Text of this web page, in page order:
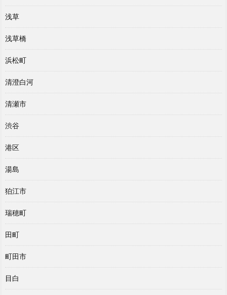
浅草
浅草橋
浜松町
清澄白河
清瀬市
渋谷
港区
湯島
狛江市
瑞穂町
田町
町田市
目白